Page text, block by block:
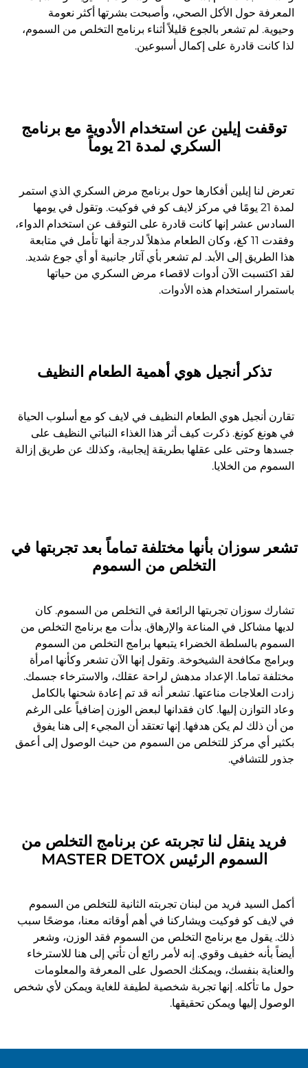
المعرفة حول الأكل الصحي، وأصبحت بشرتها أكثر نعومة
وحيوية. لم تشعر بالجوع قليلاً أثناء برنامج التخلص من السموم،
لذا كانت قادرة على إكمال أسبوعين.
توقفت إيلين عن استخدام الأدوية مع برنامج
السكري لمدة 21 يوماً
تعرض لنا إيلين أفكارها حول برنامج مرض السكري الذي استمر
لمدة 21 يومًا في مركز لايف كو في فوكيت. وتقول في يومها
السادس عشر إنها كانت قادرة على التوقف عن استخدام الدواء،
وفقدت 11 كغ، وكان الطعام مذهلاً لدرجة أنها تأمل في متابعة
هذا الطريق إلى الأبد. لم تشعر بأي آثار جانبية أو أي جوع شديد.
لقد اكتسبت الآن أدوات لاقصاء مرض السكري من حياتها
باستمرار استخدام هذه الأدوات.
تذكر أنجيل هوي أهمية الطعام النظيف
تقارن أنجيل هوي الطعام النظيف في لايف كو مع أسلوب الحياة
في هونغ كونغ. ذكرت كيف أثر هذا الغذاء النباتي النظيف على
جسدها وحتى على عقلها بطريقة إيجابية، وكذلك عن طريق إزالة
السموم من الخلايا.
تشعر سوزان بأنها مختلفة تماماً بعد تجربتها في
التخلص من السموم
تشارك سوزان تجربتها الرائعة في التخلص من السموم. كان
لديها مشاكل في المناعة والإرهاق. بدأت مع برنامج التخلص من
السموم بالسلطة الخضراء يتبعها برامج التخلص من السموم
وبرامج مكافحة الشيخوخة. وتقول إنها الآن تشعر وكأنها امرأة
مختلفة تماما. الإعداد مدهش لراحة عقلك، والاسترخاء جسمك.
زادت العلاجات مناعتها. تشعر أنه قد تم إعادة شحنها بالكامل
وعاد التوازن إليها. كان فقدانها لبعض الوزن إضافياً على الرغم
من أن ذلك لم يكن هدفها. إنها تعتقد أن المجيء إلى هنا يفوق
بكثير أي مركز للتخلص من السموم من حيث الوصول إلى أعمق
جذور للتشافي.
فريد ينقل لنا تجربته عن برنامج التخلص من
السموم الرئيس MASTER DETOX
أكمل السيد فريد من لبنان تجربته الثانية للتخلص من السموم
في لايف كو فوكيت ويشاركنا في أهم أوقاته معنا، موضحًا سبب
ذلك. يقول مع برنامج التخلص من السموم فقد الوزن، وشعر
أيضاً بأنه خفيف وقوي. إنه لأمر رائع أن تأتي إلى هنا للاسترخاء
والعناية بنفسك، ويمكنك الحصول على المعرفة والمعلومات
حول ما تأكله. إنها تجربة شخصية لطيفة للغاية ويمكن لأي شخص
الوصول إليها ويمكن تحقيقها.